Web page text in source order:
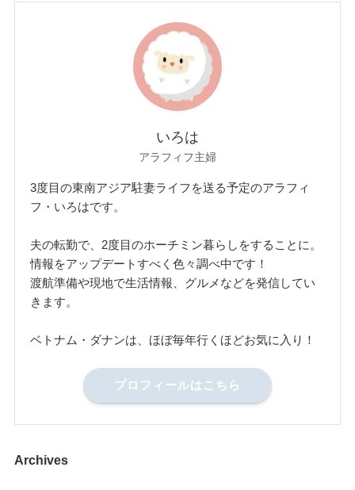
いろは
アラフィフ主婦
3度目の東南アジア駐妻ライフを送る予定のアラフィ
フ・いろはです。
夫の転勤で、2度目のホーチミン暮らしをすることに。
情報をアップデートすべく色々調べ中です！
渡航準備や現地で生活情報、グルメなどを発信してい
きます。
ベトナム・ダナンは、ほぼ毎年行くほどお気に入り！
プロフィールはこちら
Archives